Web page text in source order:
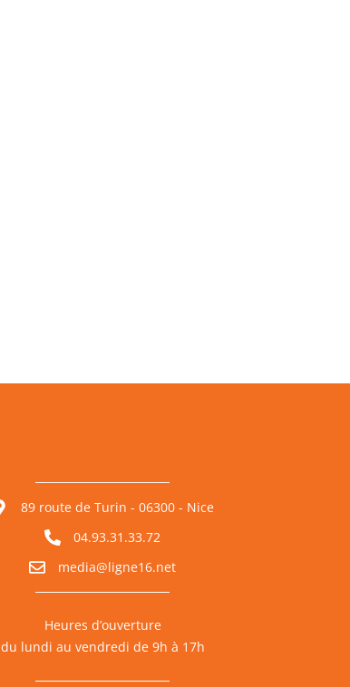
89 route de Turin - 06300 - Nice
04.93.31.33.72
media@ligne16.net
Heures d’ouverture
du lundi au vendredi de 9h à 17h